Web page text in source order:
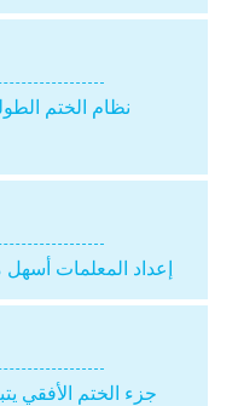
نظام الختم
إعداد المعلمات أسهل
جزء الختم الأفقي